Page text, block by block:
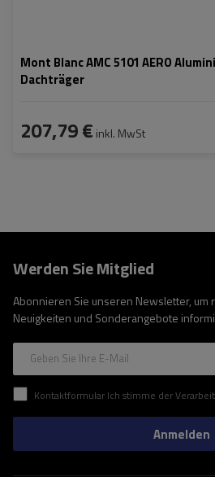
Mont Blanc AMC 5101 AERO
Dachträger
207,79 € inkl. MwSt
Werden Sie Mitglied
Abonnieren Sie unseren Newsletter, um
Neuigkeiten und Sonderangebote
Geben Sie Ihre E-Mail
Kontaktformular Ich stimme der Verarbeitung meiner im Kontaktformular enthaltenen personenbezogenen
Anmelden